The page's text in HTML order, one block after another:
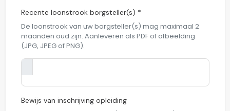
Recente loonstrook borgsteller(s) *
De loonstrook van uw borgsteller(s) mag maximaal 2
maanden oud zijn. Aanleveren als PDF of afbeelding
(JPG, JPEG of PNG).
Bewijs van inschrijving opleiding